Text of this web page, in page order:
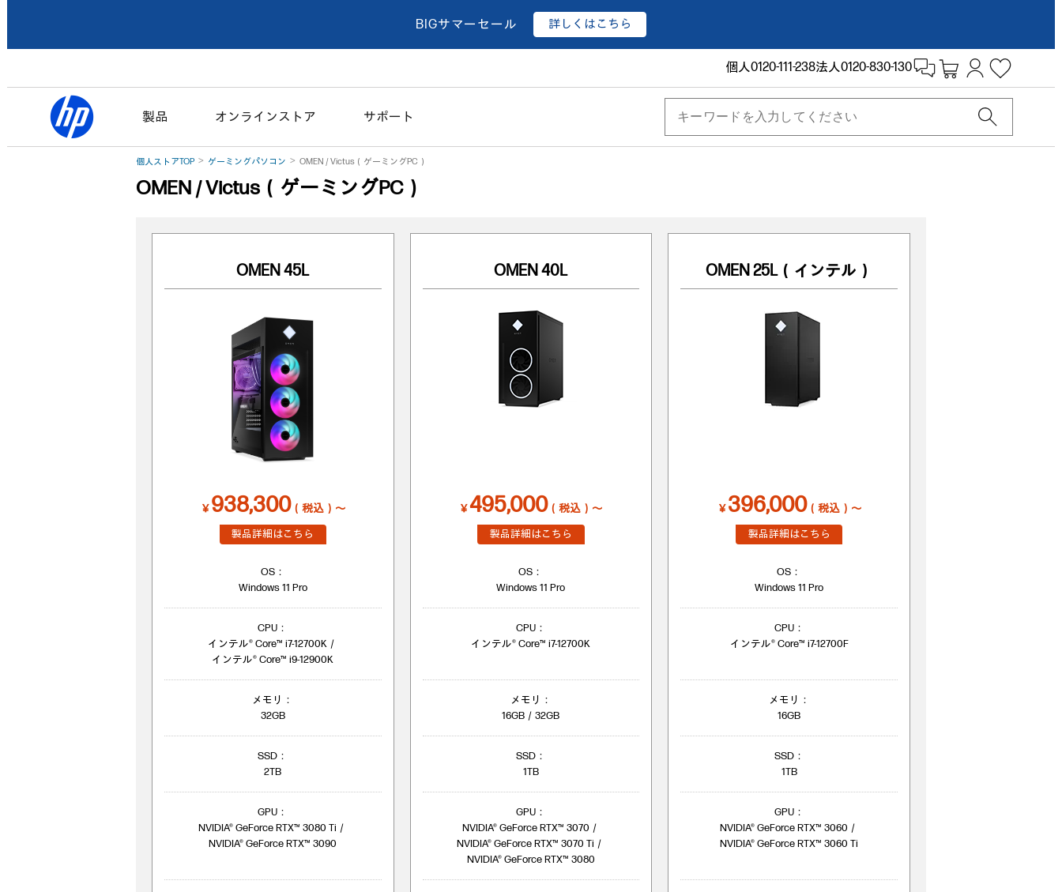
BIGサマーセール 詳しくはこちら
個人0120-111-238法人0120-830-130
製品 オンラインストア サポート
個人ストアTOP ゲーミングパソコン OMEN / Victus（ゲーミングPC）
OMEN / Victus（ゲーミングPC）
OMEN 45L
￥938,300（税込）～
製品詳細はこちら
OS：
Windows 11 Pro
CPU：
インテル® Core™ i7-12700K／
インテル® Core™ i9-12900K
メモリ：
32GB
SSD：
2TB
GPU：
NVIDIA® GeForce RTX™ 3080 Ti／
NVIDIA® GeForce RTX™ 3090
OMEN 40L
￥495,000（税込）～
製品詳細はこちら
OS：
Windows 11 Pro
CPU：
インテル® Core™ i7-12700K
メモリ：
16GB／32GB
SSD：
1TB
GPU：
NVIDIA® GeForce RTX™ 3070／
NVIDIA® GeForce RTX™ 3070 Ti／
NVIDIA® GeForce RTX™ 3080
OMEN 25L（インテル）
￥396,000（税込）～
製品詳細はこちら
OS：
Windows 11 Pro
CPU：
インテル® Core™ i7-12700F
メモリ：
16GB
SSD：
1TB
GPU：
NVIDIA® GeForce RTX™ 3060／
NVIDIA® GeForce RTX™ 3060 Ti